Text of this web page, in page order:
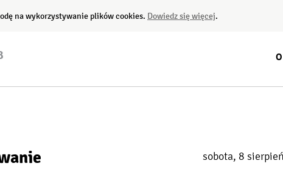
na wykorzystywanie plików cookies. Dowiedz się więcej.
sobota, 8